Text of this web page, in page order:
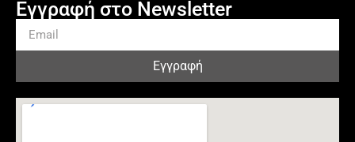
Εγγραφή στο Newsletter
Εγγραφή